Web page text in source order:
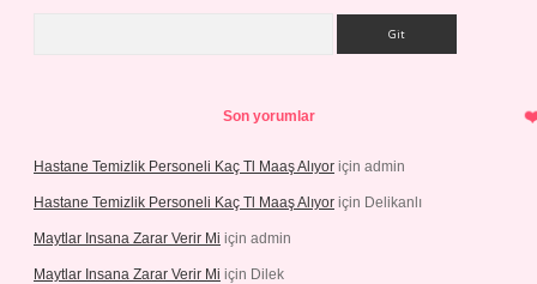
Son yorumlar
Hastane Temizlik Personeli Kaç Tl Maaş Alıyor için admin
Hastane Temizlik Personeli Kaç Tl Maaş Alıyor için Delikanlı
Maytlar Insana Zarar Verir Mi için admin
Maytlar Insana Zarar Verir Mi için Dilek